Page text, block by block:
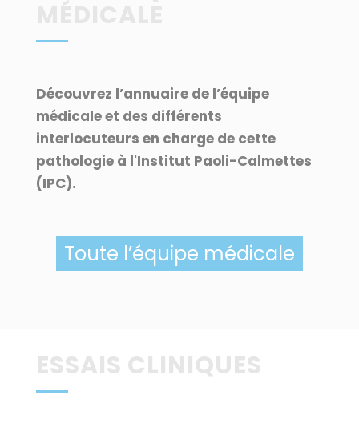
Découvrez l’annuaire de l’équipe
médicale et des différents
interlocuteurs en charge de cette
pathologie à l'Institut Paoli-Calmettes
(IPC).
Toute l’équipe médicale
ESSAIS CLINIQUES